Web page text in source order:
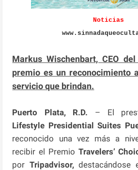
Noticias
Markus Wischenbart, CEO
premio es un reconocimiento
servicio que brindan.
Puerto Plata, R.D. – El
Lifestyle Presidential Suites
reconocido una vez más a
recibir el Premio Travelers’
por Tripadvisor,destacándose